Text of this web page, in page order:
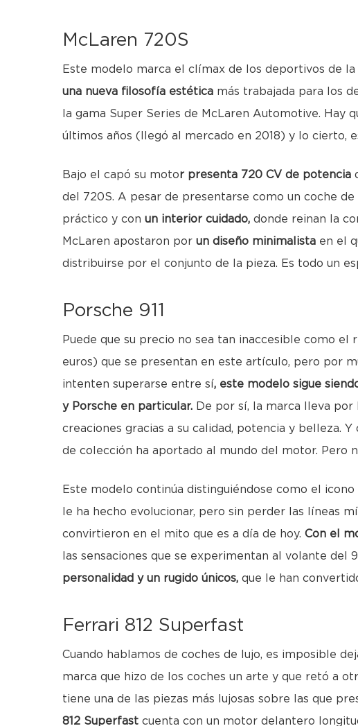
McLaren 720S
Este modelo marca el clímax de los deportivos de la
una nueva filosofía estética más trabajada para los
la gama Super Series de McLaren Automotive. Hay
últimos años (llegó al mercado en 2018) y lo cierto,
Bajo el capó su motor presenta 720 CV de potencia
del 720S. A pesar de presentarse como un coche
práctico y con un interior cuidado, donde reinan la
McLaren apostaron por un diseño minimalista en el
distribuirse por el conjunto de la pieza. Es todo un
Porsche 911
Puede que su precio no sea tan inaccesible como el
euros) que se presentan en este artículo, pero por
intenten superarse entre sí, este modelo sigue
y Porsche en particular. De por sí, la marca lleva por
creaciones gracias a su calidad, potencia y belleza. Y
de colección ha aportado al mundo del motor. Pero
Este modelo continúa distinguiéndose como el
le ha hecho evolucionar, pero sin perder las líneas
convirtieron en el mito que es a día de hoy. Con el
las sensaciones que se experimentan al volante del
personalidad y un rugido únicos, que le han
Ferrari 812 Superfast
Cuando hablamos de coches de lujo, es imposible
marca que hizo de los coches un arte y que retó a
tiene una de las piezas más lujosas sobre las que
812 Superfast cuenta con un motor delantero